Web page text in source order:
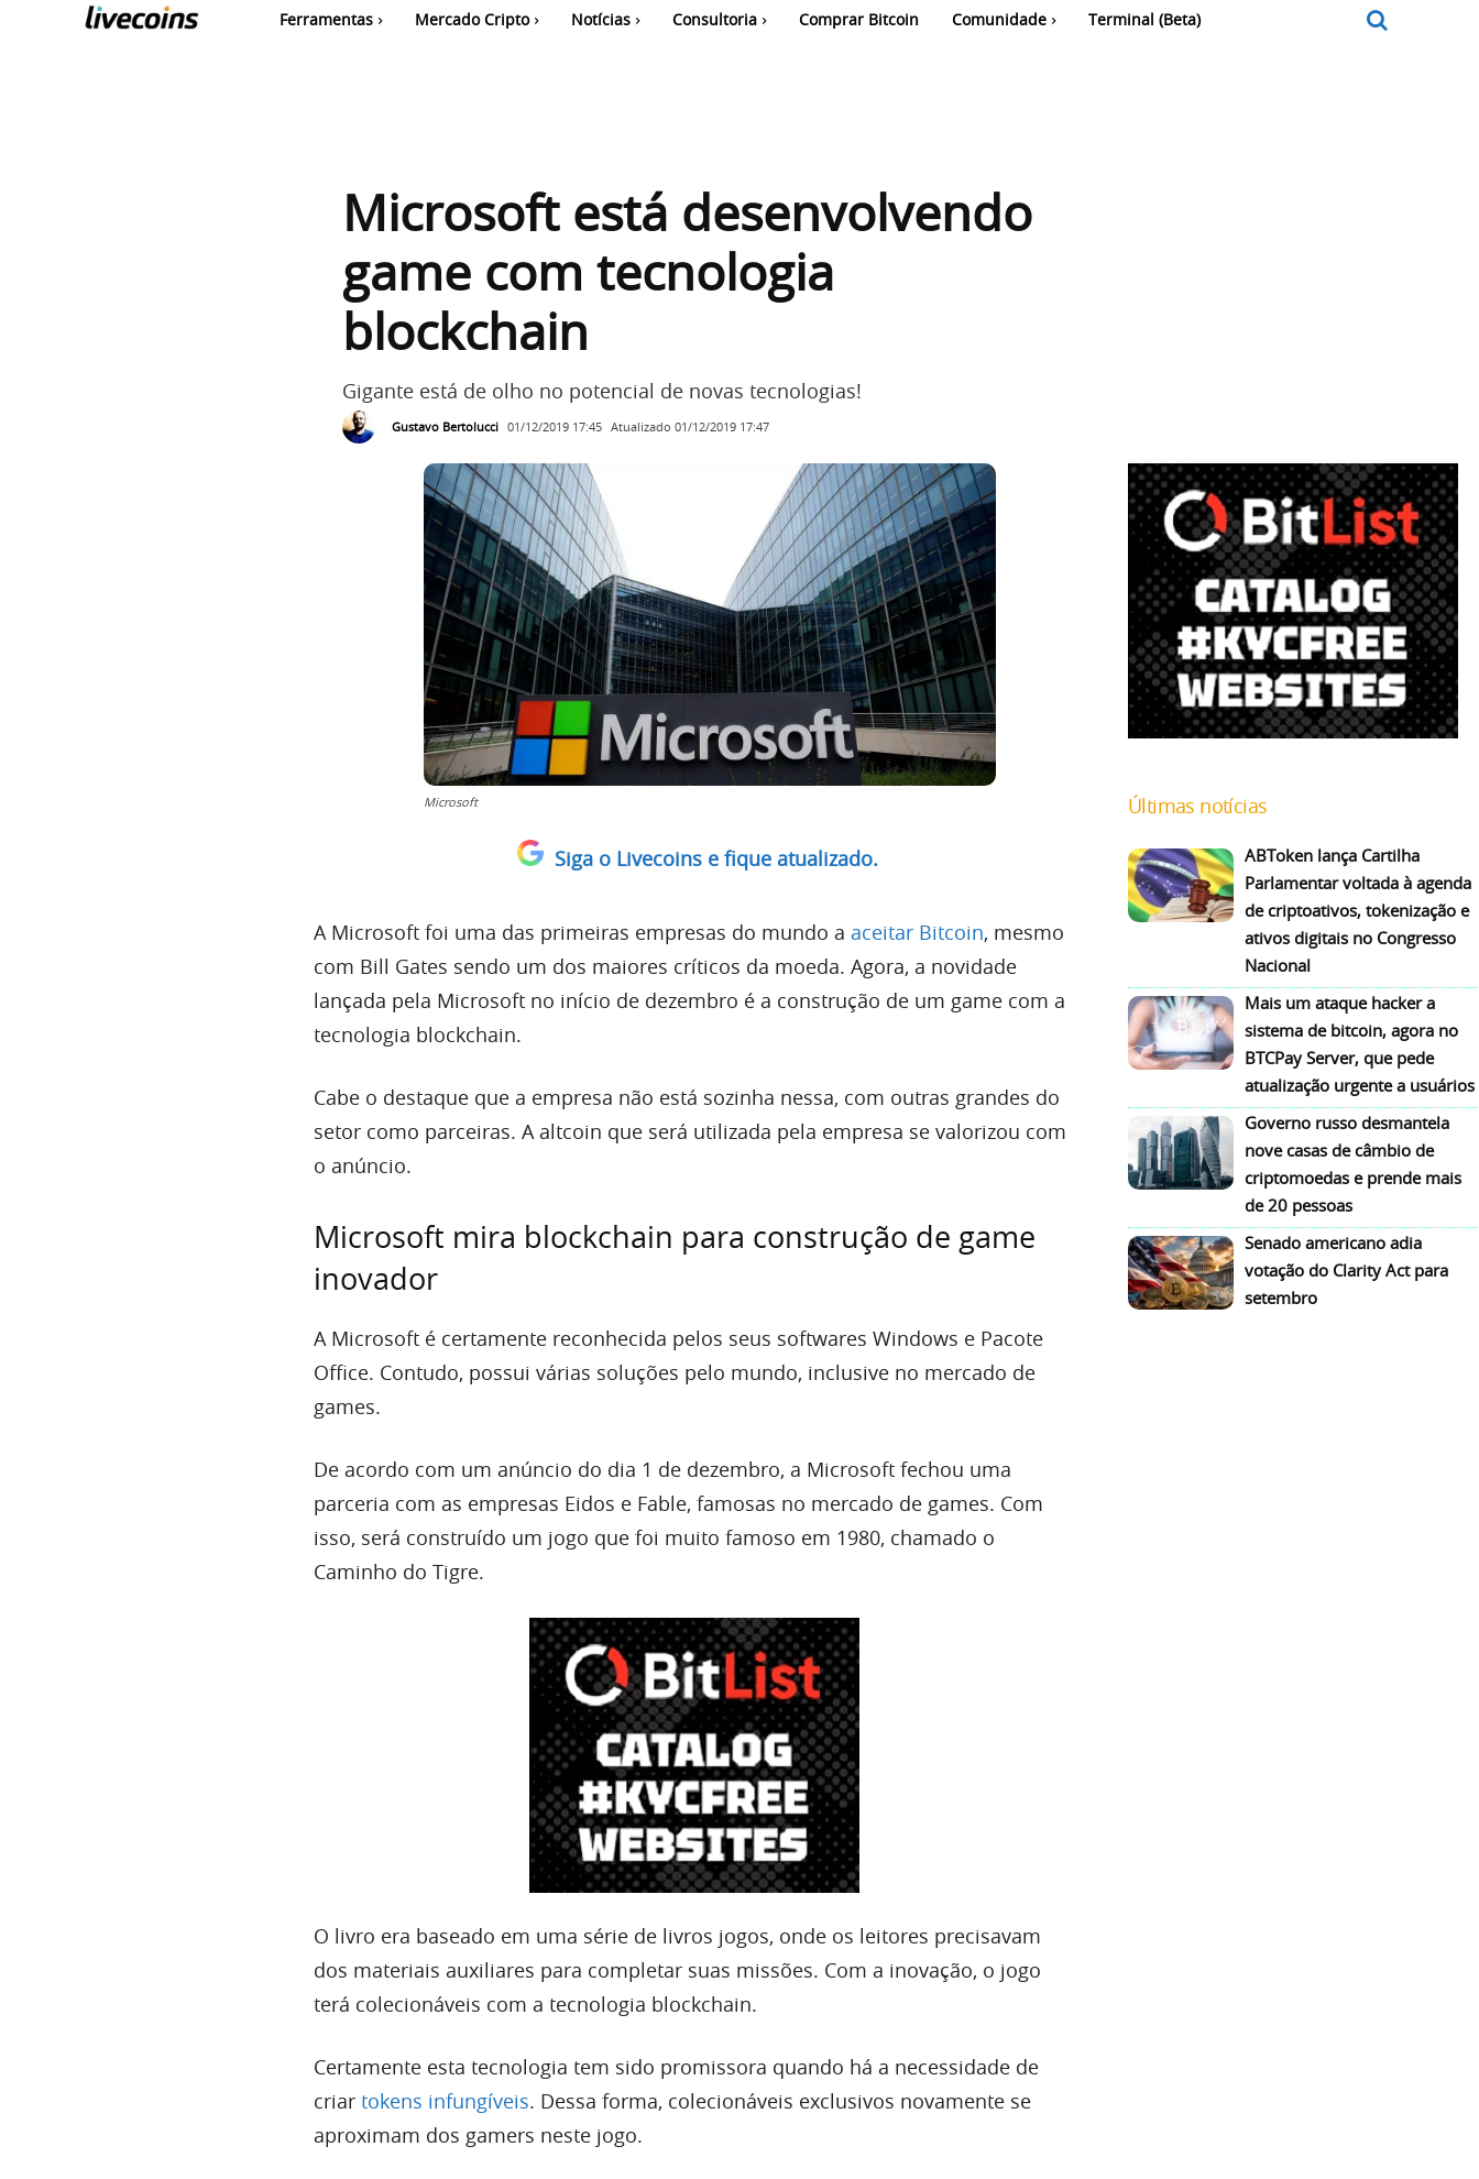
Ferramentas Mercado Cripto Notícias Consultoria Comprar Bitcoin Comunidade Terminal (Beta)
Microsoft está desenvolvendo
game com tecnologia
blockchain
Gigante está de olho no potencial de novas tecnologias!
Gustavo Bertolucci 01/12/2019 17:45 Atualizado 01/12/2019 17:47
Microsoft
Siga o Livecoins e fique atualizado.
A Microsoft foi uma das primeiras empresas do mundo a aceitar Bitcoin, mesmo
com Bill Gates sendo um dos maiores críticos da moeda. Agora, a novidade
lançada pela Microsoft no início de dezembro é a construção de um game com a
tecnologia blockchain.
Cabe o destaque que a empresa não está sozinha nessa, com outras grandes do
setor como parceiras. A altcoin que será utilizada pela empresa se valorizou com
o anúncio.
Microsoft mira blockchain para construção de game
inovador
A Microsoft é certamente reconhecida pelos seus softwares Windows e Pacote
Office. Contudo, possui várias soluções pelo mundo, inclusive no mercado de
games.
De acordo com um anúncio do dia 1 de dezembro, a Microsoft fechou uma
parceria com as empresas Eidos e Fable, famosas no mercado de games. Com
isso, será construído um jogo que foi muito famoso em 1980, chamado o
Caminho do Tigre.
O livro era baseado em uma série de livros jogos, onde os leitores precisavam
dos materiais auxiliares para completar suas missões. Com a inovação, o jogo
terá colecionáveis com a tecnologia blockchain.
Certamente esta tecnologia tem sido promissora quando há a necessidade de
criar tokens infungíveis. Dessa forma, colecionáveis exclusivos novamente se
aproximam dos gamers neste jogo.
Últimas notícias
ABToken lança Cartilha
Parlamentar voltada à agenda
de criptoativos, tokenização e
ativos digitais no Congresso
Nacional
Mais um ataque hacker a
sistema de bitcoin, agora no
BTCPay Server, que pede
atualização urgente a usuários
Governo russo desmantela
nove casas de câmbio de
criptomoedas e prende mais
de 20 pessoas
Senado americano adia
votação do Clarity Act para
setembro